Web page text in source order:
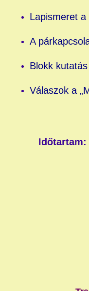
Lapismeret
A
Blokk
Válaszok a
Időtartam: